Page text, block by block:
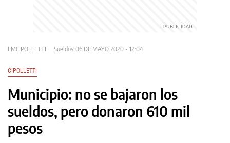
LMCIPOLLETTI Sueldos 06 DE MAYO 2020 - 12:04
CIPOLLETTI
Municipio: no se bajaron los
sueldos, pero donaron 610 mil
pesos